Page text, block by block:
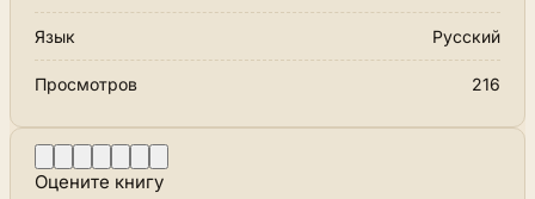
Язык Русский
Просмотров 216
Оцените книгу